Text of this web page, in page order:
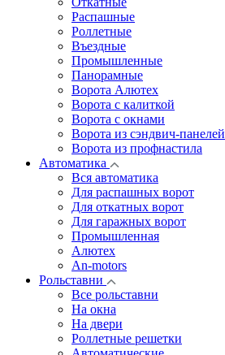
Распашные
Роллетные
Въездные
Промышленные
Панорамные
Ворота Алютех
Ворота с калиткой
Ворота c окнами
Ворота из сэндвич-панелей
Ворота из профнастила
Автоматика
Вся автоматика
Для распашных ворот
Для откатных ворот
Для гаражных ворот
Промышленная
Алютех
An-motors
Рольставни
Все рольставни
На окна
На двери
Роллетные решетки